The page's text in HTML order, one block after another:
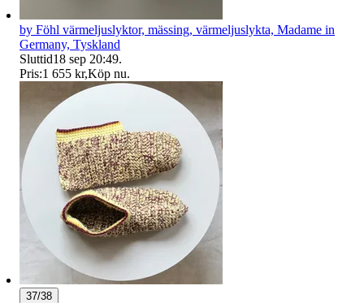
by Föhl värmeljuslyktor, mässing, värmeljuslykta, Madame in
Germany, Tyskland
Sluttid18 sep 20:49.
Pris:1 655 kr,Köp nu.
37/38